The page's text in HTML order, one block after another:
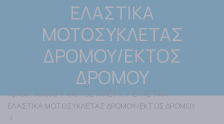
ΕΛΑΣΤΙΚΑ
ΜΟΤΟΣΥΚΛΕΤΑΣ
ΔΡΟΜΟΥ/ΕΚΤΟΣ
ΔΡΟΜΟΥ
Αρχική σελίδα ΜΟΤΟΣΥΚΛΕΤΑ
ΕΛΑΣΤΙΚΑ
ΕΛΑΣΤΙΚΑ ΜΟΤΟΣΥΚΛΕΤΑΣ ΔΡΟΜΟΥ/ΕΚΤΟΣ ΔΡΟΜΟΥ